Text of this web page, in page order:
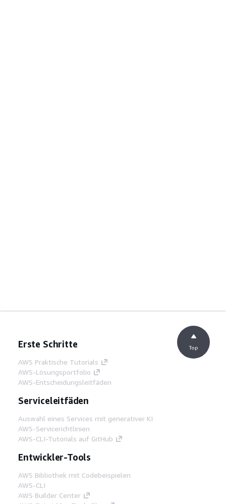
Erste Schritte
AWS Praktische Tutorials
AWS-Lösungsportfolio
AWS-Entscheidungsleitfäden
Serviceleitfäden
Auswahl eines Services mit generativer KI
AWS-Servicerichtlinien
AWS-CLI-Tutorials auf GitHub
Entwickler-Tools
AWS Bibliothek mit Codebeispielen
AWS-CLI
AWS Builder Center
Top